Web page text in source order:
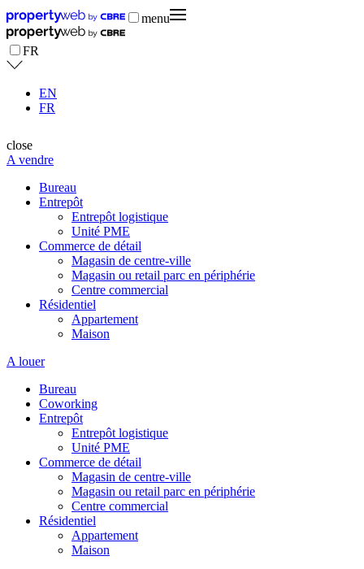
menu
FR
EN
FR
close
A vendre
Bureau
Entrepôt
Entrepôt logistique
Unité PME
Commerce de détail
Magasin de centre-ville
Magasin ou retail parc en périphérie
Centre commercial
Résidentiel
Appartement
Maison
A louer
Bureau
Coworking
Entrepôt
Entrepôt logistique
Unité PME
Commerce de détail
Magasin de centre-ville
Magasin ou retail parc en périphérie
Centre commercial
Résidentiel
Appartement
Maison